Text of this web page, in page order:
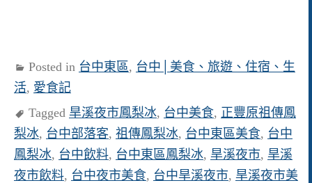
Posted in 台中東區, 台中│美食、旅遊、住宿、生
活, 愛食記
Tagged 旱溪夜市鳳梨冰, 台中美食, 正豐原祖傳鳳
梨冰, 台中部落客, 祖傳鳳梨冰, 台中東區美食, 台中
鳳梨冰, 台中飲料, 台中東區鳳梨冰, 旱溪夜市, 旱溪
夜市飲料, 台中夜市美食, 台中旱溪夜市, 旱溪夜市美